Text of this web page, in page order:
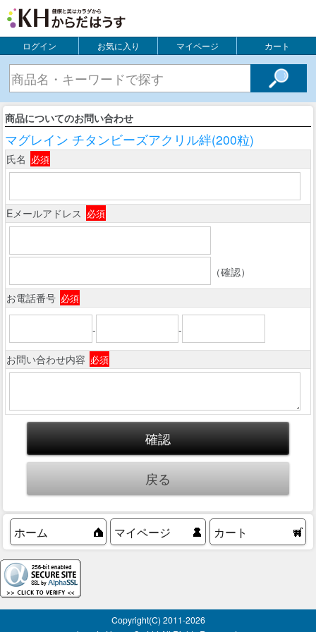
ログイン お気に入り マイページ カート
商品についてのお問い合わせ
マグレイン チタンビーズアクリル絆(200粒)
氏名 必須
Eメールアドレス 必須
（確認）
お電話番号 必須
- -
お問い合わせ内容 必須
ホーム マイページ カート
Copyright(C) 2011-2026